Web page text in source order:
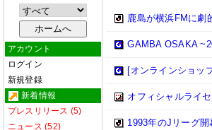
アカウント
ログイン
新規登録
新着情報
プレスリリース (5)
ニュース (52)
鹿島が横浜FMに劇
GAMBA OSAKA
[オンラインショッ
オフィシャルライ
1993年のJリーグ